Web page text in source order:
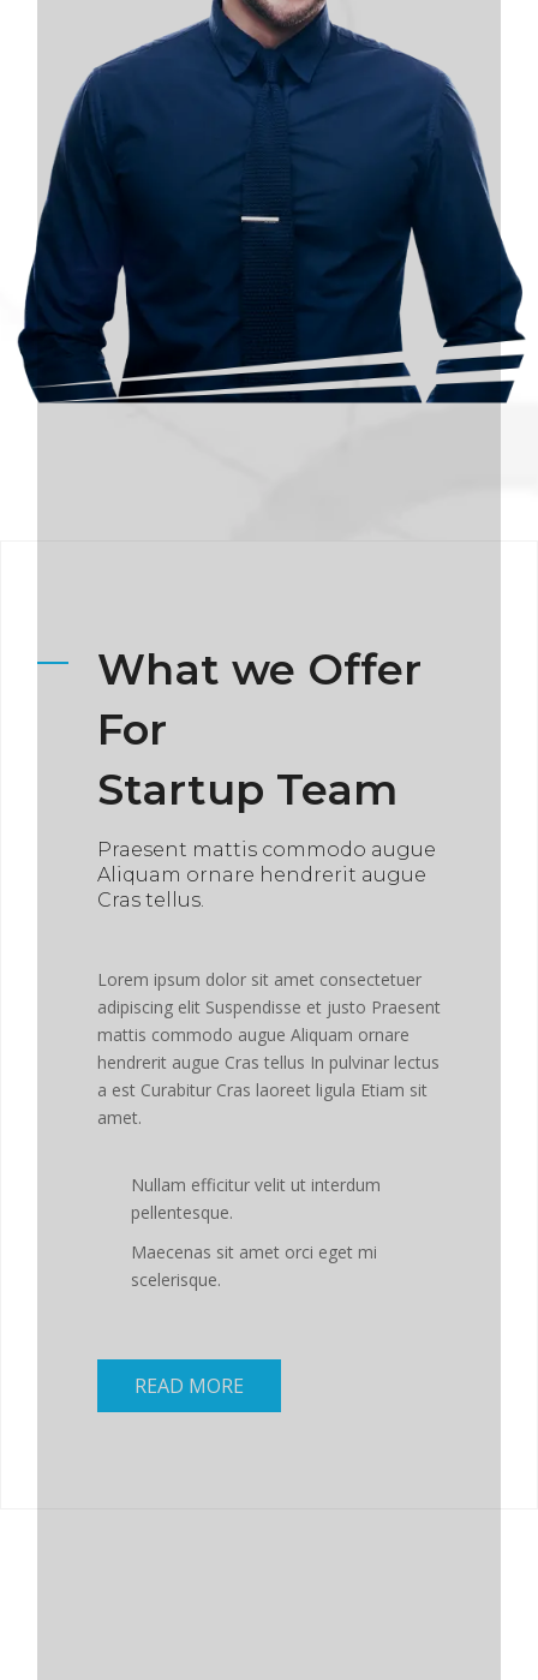
What we Offer
For
Startup Team
Praesent mattis commodo augue
Aliquam ornare hendrerit augue
Cras tellus.
Lorem ipsum dolor sit amet consectetuer
adipiscing elit Suspendisse et justo Praesent
mattis commodo augue Aliquam ornare
hendrerit augue Cras tellus In pulvinar lectus
a est Curabitur Cras laoreet ligula Etiam sit
amet.
Nullam efficitur velit ut interdum
pellentesque.
Maecenas sit amet orci eget mi
scelerisque.
READ MORE